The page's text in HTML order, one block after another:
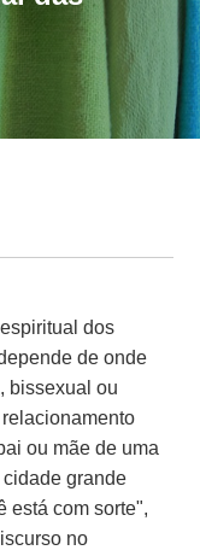
dos
de onde
bissexual ou
ou mãe de uma
grande
está com sorte",
no